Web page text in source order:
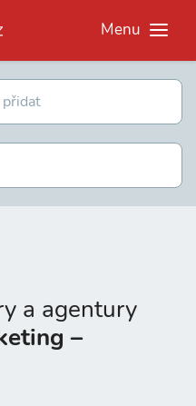
Menu
a agentury
–